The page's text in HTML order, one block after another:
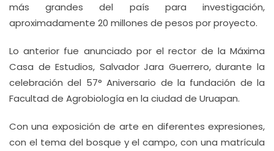
más grandes del país para investigación,
aproximadamente 20 millones de pesos por proyecto.
Lo anterior fue anunciado por el rector de la Máxima
Casa de Estudios, Salvador Jara Guerrero, durante la
celebración del 57° Aniversario de la fundación de la
Facultad de Agrobiología en la ciudad de Uruapan.
Con una exposición de arte en diferentes expresiones,
con el tema del bosque y el campo, con una matrícula